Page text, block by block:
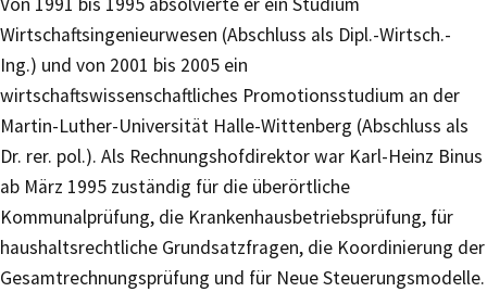
Wirtschaftsingenieurwesen (Abschluss als Dipl.-Wirtsch.-
Ing.) und von 2001 bis 2005 ein
wirtschaftswissenschaftliches Promotionsstudium an der
Martin-Luther-Universität Halle-Wittenberg (Abschluss als
Dr. rer. pol.). Als Rechnungshofdirektor war Karl-Heinz Binus
ab März 1995 zuständig für die überörtliche
Kommunalprüfung, die Krankenhausbetriebsprüfung, für
haushaltsrechtliche Grundsatzfragen, die Koordinierung der
Gesamtrechnungsprüfung und für Neue Steuerungsmodelle.